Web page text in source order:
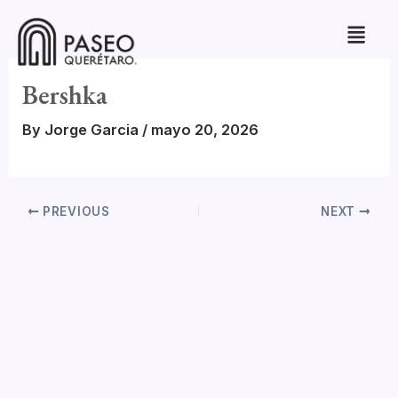
content
Bershka
By Jorge Garcia / mayo 20, 2026
PREVIOUS NEXT